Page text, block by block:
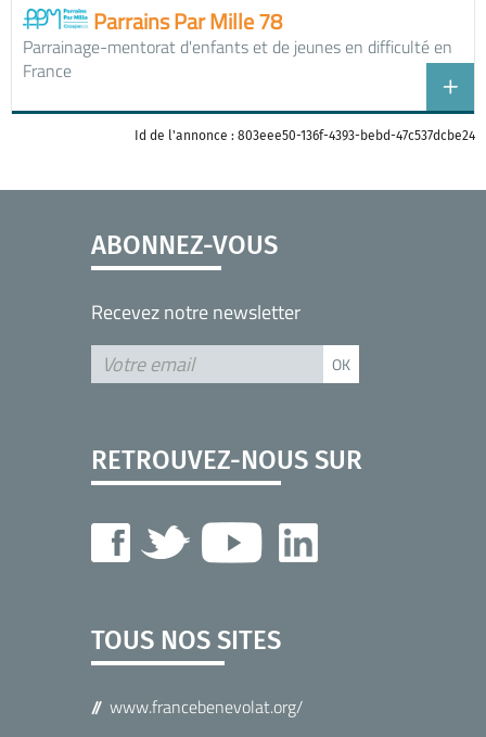
Parrains Par Mille 78
Parrainage-mentorat d'enfants et de jeunes en difficulté en
France
Id de l'annonce : 803eee50-136f-4393-bebd-47c537dcbe24
ABONNEZ-VOUS
Recevez notre newsletter
RETROUVEZ-NOUS SUR
TOUS NOS SITES
www.francebenevolat.org/